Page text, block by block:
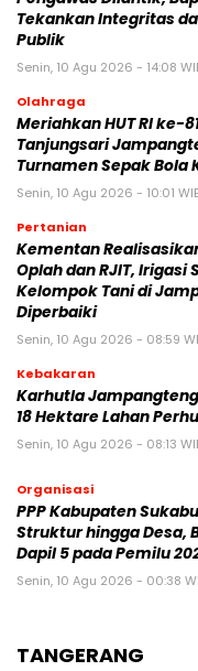
Tekankan Integritas
Publik
Senin, 10 Agu 2026 - 14:08
Olahraga
Meriahkan HUT RI ke-
Tanjungsari
Turnamen Sepak Bola
Senin, 10 Agu 2026 - 10:01
Pertanian
Kementan
Oplah dan RJIT, Irigasi
Kelompok Tani di
Diperbaiki
Senin, 10 Agu 2026 - 08:59
Kebakaran
‎Karhutla
18 Hektare Lahan
Senin, 10 Agu 2026 - 08:13
Organisasi
PPP Kabupaten
Struktur hingga Desa,
Dapil 5 pada Pemilu
Senin, 10 Agu 2026 - 00:38
TANGERANG